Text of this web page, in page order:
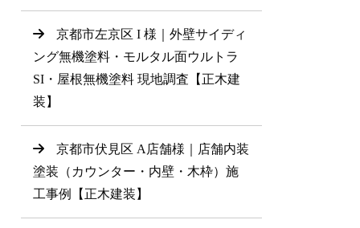
京都市左京区 I 様｜外壁サイディ
ング無機塗料・モルタル面ウルトラ
SI・屋根無機塗料 現地調査【正木建
装】
京都市伏見区 A店舗様｜店舗内装
塗装（カウンター・内壁・木枠）施
工事例【正木建装】